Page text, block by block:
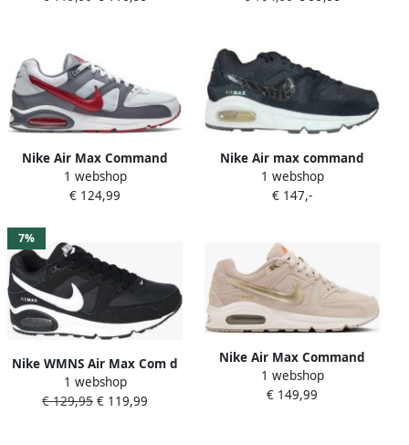
Nike Air Max Command
Sneakers Schoenen wit
1 webshop
€ 124,99
Nike Air max command
Sneakers W Zwart Wit
1 webshop
€ 147,-
7%
Nike WMNS Air Max Com d
Zwart Wit
1 webshop
€ 129,95 € 119,99
Nike Air Max Command
PRM Licht Roze Goud Suede
Sneakers Dames Doos
1 webshop
€ 149,99